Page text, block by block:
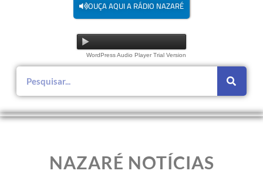
OUÇA AQUI A RÁDIO NAZARÉ
WordPress Audio Player Trial Version
NAZARÉ NOTÍCIAS